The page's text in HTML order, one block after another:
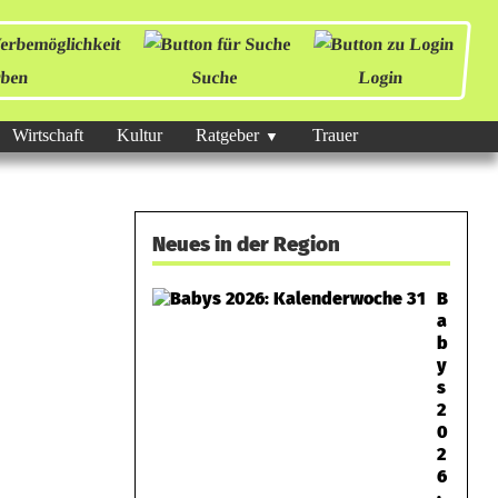
Suche Login
Wirtschaft Kultur Ratgeber Trauer
Neues in der Region
B
a
b
y
s
2
0
2
6